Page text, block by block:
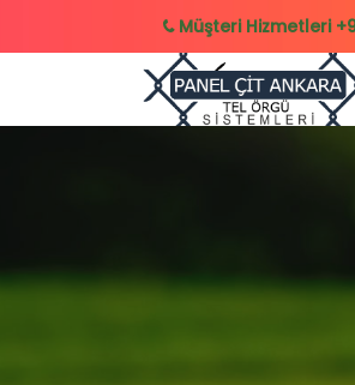
Müşteri Hizmetleri